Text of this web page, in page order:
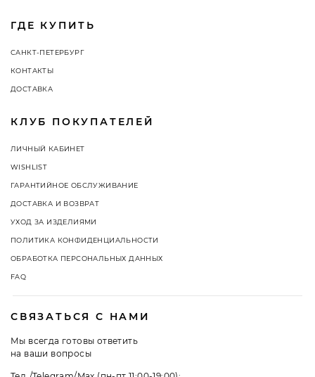
ГДЕ КУПИТЬ
САНКТ-ПЕТЕРБУРГ
КОНТАКТЫ
ДОСТАВКА
КЛУБ ПОКУПАТЕЛЕЙ
ЛИЧНЫЙ КАБИНЕТ
WISHLIST
ГАРАНТИЙНОЕ ОБСЛУЖИВАНИЕ
ДОСТАВКА И ВОЗВРАТ
УХОД ЗА ИЗДЕЛИЯМИ
ПОЛИТИКА КОНФИДЕНЦИАЛЬНОСТИ
ОБРАБОТКА ПЕРСОНАЛЬНЫХ ДАННЫХ
FAQ
СВЯЗАТЬСЯ С НАМИ
Мы всегда готовы ответить
на ваши вопросы